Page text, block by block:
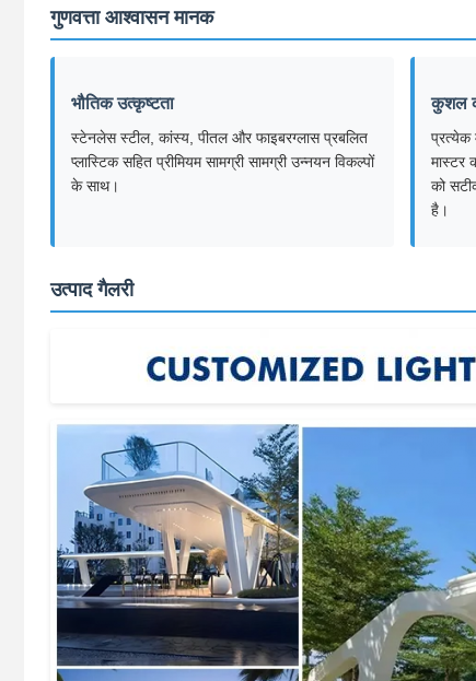
गुणवत्ता आश्वासन मानक
भौतिक उत्कृष्टता
स्टेनलेस स्टील, कांस्य, पीतल और फाइबरग्लास प्रबलित
प्लास्टिक सहित प्रीमियम सामग्री सामग्री उन्नयन विकल्पों
के साथ।
कुशल
प्रत्येक
मास्टर
को
है।
उत्पाद गैलरी